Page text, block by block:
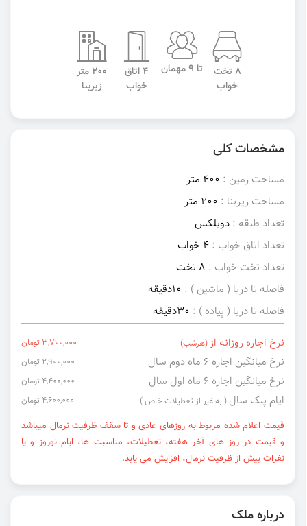
8 تخت
خواب
تا 9 مهمان
4 اتاق
خواب
200 متر
زیربنا
مشخصات کلی
مساحت زمین : 400 متر
مساحت زیربنا : 200 متر
تعداد طبقه : دوبلکس
تعداد اتاق خواب : 4 خواب
تعداد تخت خواب : 8 تخت
فاصله تا دریا ( ماشین ) : 10دقیقه
فاصله تا دریا ( پیاده ) : 30دقیقه
نرخ اجاره روزانه از (هرشب) 3,700,000 تومان
نرخ میانگین اجاره ۶ ماه دوم سال 2,900,000 تومان
نرخ میانگین اجاره ۶ ماه اول سال 4,400,000 تومان
ایام پیک سال ( به غیر از تعطیلات خاص ) 4,600,000 تومان
قیمت اعلام شده مربوط به روزهای عادی و تا سقف ظرفیت نرمال میباشد
و قیمت در روز های آخر هفته، تعطیلات، مناسبت ها، ایام نوروز و یا
نفرات بیش از ظرفیت نرمال، افزایش می یابد.
درباره ملک